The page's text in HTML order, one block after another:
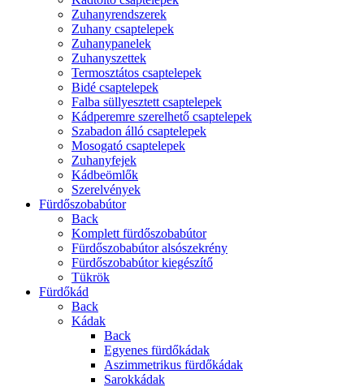
Zuhanyrendszerek
Zuhany csaptelepek
Zuhanypanelek
Zuhanyszettek
Termosztátos csaptelepek
Bidé csaptelepek
Falba süllyesztett csaptelepek
Kádperemre szerelhető csaptelepek
Szabadon álló csaptelepek
Mosogató csaptelepek
Zuhanyfejek
Kádbeömlők
Szerelvények
Fürdőszobabútor
Back
Komplett fürdőszobabútor
Fürdőszobabútor alsószekrény
Fürdőszobabútor kiegészítő
Tükrök
Fürdőkád
Back
Kádak
Back
Egyenes fürdőkádak
Aszimmetrikus fürdőkádak
Sarokkádak